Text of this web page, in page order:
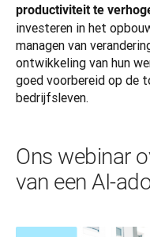
productiviteit te
investeren in het
managen van
ontwikkeling van hun
goed voorbereid op de
bedrijfsleven.
Ons webinar
van een AI-